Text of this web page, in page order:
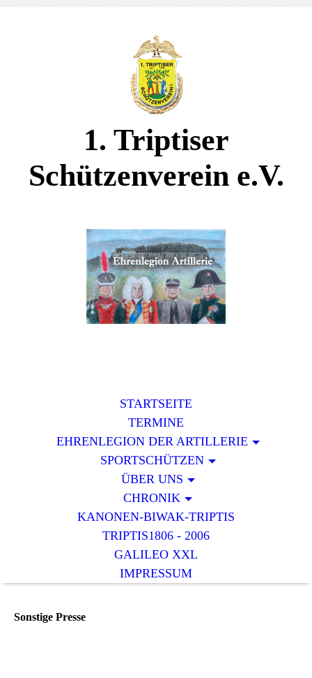
1. Triptiser
Schützenverein e.V.
STARTSEITE
TERMINE
EHRENLEGION DER ARTILLERIE
SPORTSCHÜTZEN
ÜBER UNS
CHRONIK
KANONEN-BIWAK-TRIPTIS
TRIPTIS1806 - 2006
GALILEO XXL
IMPRESSUM
Sonstige Presse